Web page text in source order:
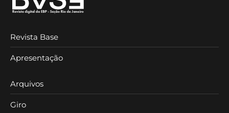
Revista Base
Apresentação
Arquivos
Giro